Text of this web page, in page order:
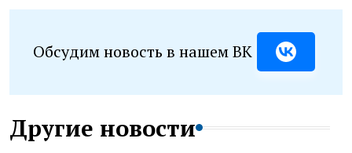
Обсудим новость в нашем ВК
Другие новости